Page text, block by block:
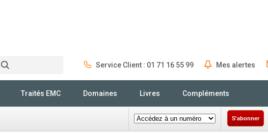
Service Client : 01 71 16 55 99 Mes alertes
Traités EMC Domaines Livres Compléments
S'abonner